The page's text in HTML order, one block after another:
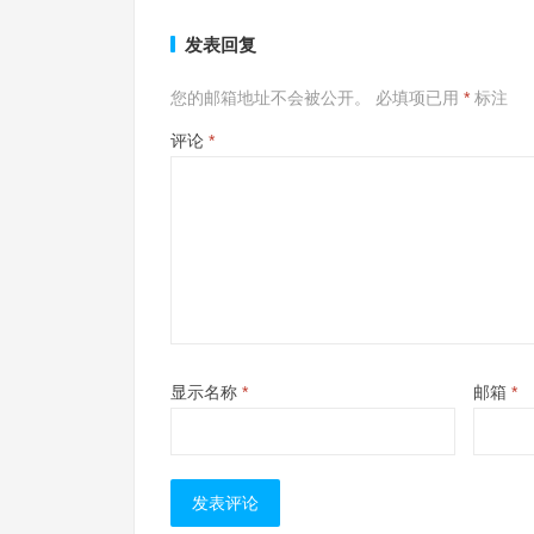
发表回复
您的邮箱地址不会被公开。 必填项已用 * 标注
评论 *
显示名称 * 邮箱 *